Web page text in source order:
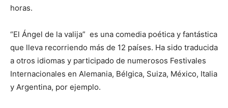
horas.
“El Ángel de la valija” es una comedia poética y fantástica
que lleva recorriendo más de 12 países. Ha sido traducida
a otros idiomas y participado de numerosos Festivales
Internacionales en Alemania, Bélgica, Suiza, México, Italia
y Argentina, por ejemplo.